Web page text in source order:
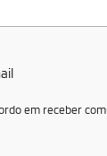
em receber